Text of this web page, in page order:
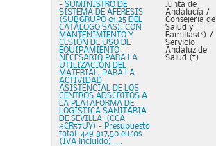
- SUMINISTRO DE
SISTEMA DE AFÉRESIS
(SUBGRUPO 01.25 DEL
CATÁLOGO SAS), CON
MANTENIMIENTO Y
CESIÓN DE USO DE
EQUIPAMIENTO
NECESARIO PARA LA
UTILIZACIÓN DEL
MATERIAL, PARA LA
ACTIVIDAD
ASISTENCIAL DE LOS
CENTROS ADSCRITOS A
LA PLATAFORMA DE
LOGÍSTICA SANITARIA
DE SEVILLA. (CCA.
6CR57UY) - Presupuesto
total: 449.817,50 euros
(IVA incluido). ...
Junta de
Andalucía /
Consejería de
Salud y
Familias(*) /
Servicio
Andaluz de
Salud (*)